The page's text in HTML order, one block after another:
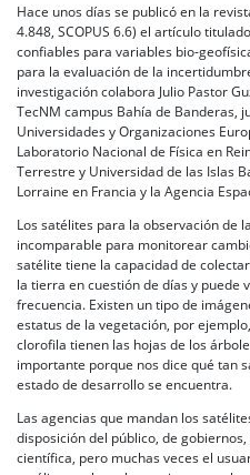
Hace unos días se publicó en la
4.848, SCOPUS 6.6) el artículo
confiables para variables bio-
para la evaluación de la
investigación colabora Julio Pastor
TecNM campus Bahía de Banderas,
Universidades y Organizaciones
Laboratorio Nacional de Física en
Terrestre y Universidad de las Islas
Lorraine en Francia y la Agencia
Los satélites para la observación de
incomparable para monitorear
satélite tiene la capacidad de
la tierra en cuestión de días y puede
frecuencia. Existen un tipo de
estatus de la vegetación, por
clorofila tienen las hojas de los
importante porque nos dice qué tan
estado de desarrollo se encuentra.
Las agencias que mandan los
disposición del público, de
científica, pero muchas veces el